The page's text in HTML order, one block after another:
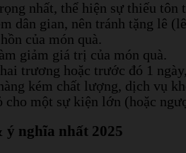
nhất, thể hiện sự thiếu tôn
dân gian, nên tránh tặng lê
của món quà.
giảm giá trị của món quà.
trương hoặc trước đó 1
kém chất lượng, dịch vụ
một sự kiện lớn (hoặc
nghĩa nhất 2025